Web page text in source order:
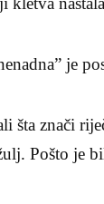
je
šta znači
Pošto je